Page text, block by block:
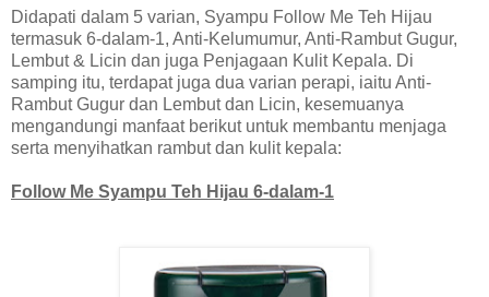
Didapati dalam 5 varian, Syampu Follow Me Teh Hijau
termasuk 6-dalam-1, Anti-Kelumumur, Anti-Rambut Gugur,
Lembut & Licin dan juga Penjagaan Kulit Kepala. Di
samping itu, terdapat juga dua varian perapi, iaitu Anti-
Rambut Gugur dan Lembut dan Licin, kesemuanya
mengandungi manfaat berikut untuk membantu menjaga
serta menyihatkan rambut dan kulit kepala:
Follow Me Syampu Teh Hijau 6-dalam-1